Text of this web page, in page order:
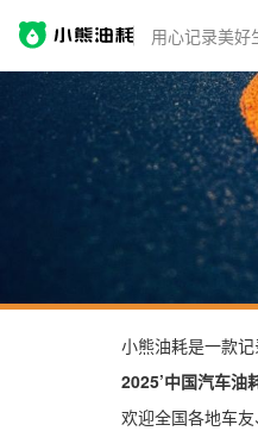
用心记录美好
小熊油耗是一款
2025’中国汽车油
欢迎全国各地车